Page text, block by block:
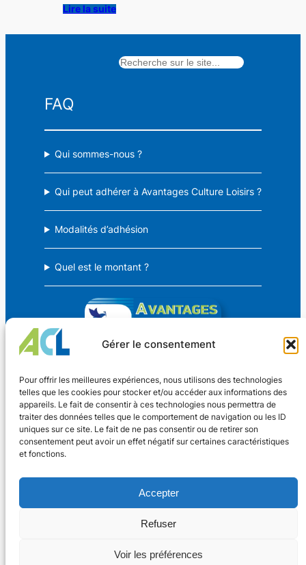
Gérer le consentement
Pour offrir les meilleures expériences, nous utilisons des technologies
telles que les cookies pour stocker et/ou accéder aux informations des
appareils. Le fait de consentir à ces technologies nous permettra de
traiter des données telles que le comportement de navigation ou les ID
uniques sur ce site. Le fait de ne pas consentir ou de retirer son
consentement peut avoir un effet négatif sur certaines caractéristiques
et fonctions.
Accepter
Refuser
Voir les préférences
Lire la suite
FAQ
Qui sommes-nous ?
Qui peut adhérer à Avantages Culture Loisirs ?
Modalités d’adhésion
Quel est le montant ?
Avantages Culture Loisirs
Des avantages CSE pour TOUS !
Coordonnées
4 rue Dr Oberkirch
13h30 – 17h30
Contact